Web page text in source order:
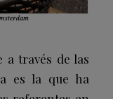
a través de las
es la que ha